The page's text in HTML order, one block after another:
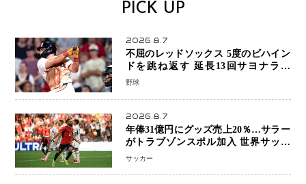
PICK UP
2026.8.7
不屈のレッドソックス 5度のビハイン
ドを跳ね返す 延長13回サヨナラ勝
ち 吉田正尚選手も2安打1打点で貢献 4
野球
2026.8.7
年俸31億円にグッズ売上20％…サラー
がトラブゾンスポル加入 世界サッカ
ーは「五大リーグ一強」から新時代へ
サッカー